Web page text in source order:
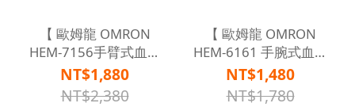
【 歐姆龍 OMRON
HEM-7156手臂式血壓
計 硬式壓脈帶 】
NT$1,880
NT$2,380
【 歐姆龍 OMRON
HEM-6161 手腕式血壓
計 】
NT$1,480
NT$1,780